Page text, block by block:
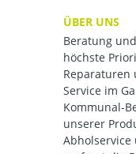
ÜBER UNS
Beratung
höchste
Reparaturen
Service im
Kommunal-
unserer
Abholservice